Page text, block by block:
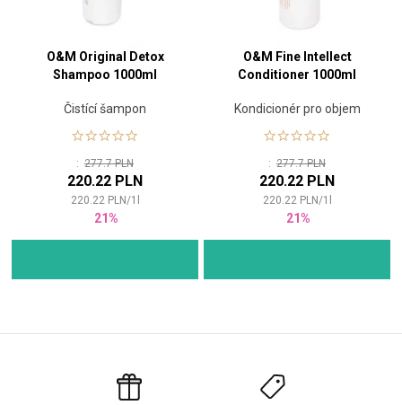
O&M Original Detox
Shampoo 1000ml
Čistící šampon
: 277.7 PLN
220.22 PLN
220.22 PLN/1
21%
O&M Fine Intellect
Conditioner 1000ml
Kondicionér pro objem
: 277.7 PLN
220.22 PLN
220.22 PLN/1
21%